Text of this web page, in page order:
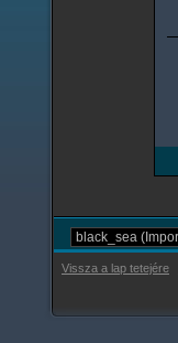
Vissza a lap tetejére